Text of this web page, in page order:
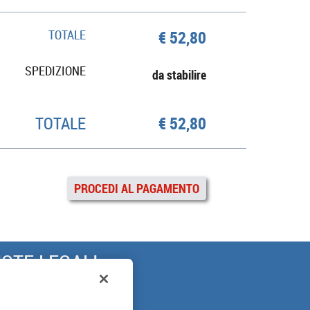
TOTALE € 52,80
SPEDIZIONE da stabilire
TOTALE € 52,80
PROCEDI AL PAGAMENTO
LEGALI